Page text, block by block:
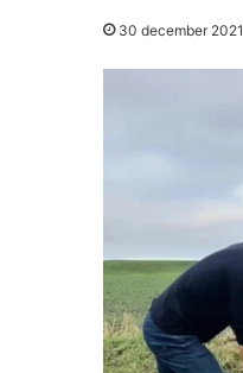
30 december 2021